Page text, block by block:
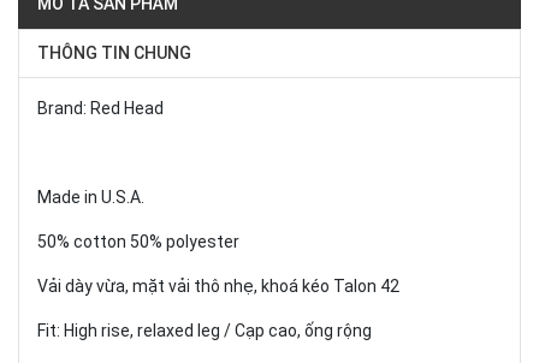
THÔNG TIN CHUNG
Brand: Red Head
Made in U.S.A.
50% cotton 50% polyester
Vải dày vừa, mặt vải thô nhẹ, khoá kéo Talon 42
Fit: High rise, relaxed leg / Cạp cao, ống rộng